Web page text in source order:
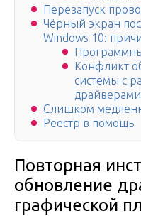
Перезапуск
Чёрный экран
Windows 10:
Конфликт
системы с
Слишком
Реестр в помощь
Повторная
обновление
графической